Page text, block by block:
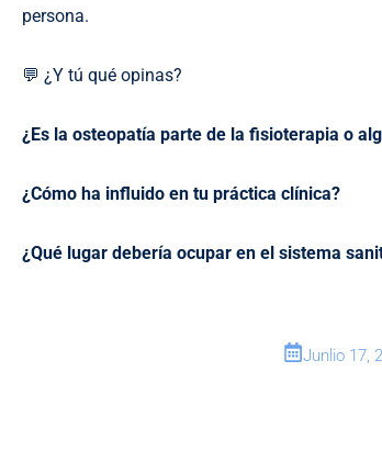
persona.
💬 ¿Y tú qué opinas?
¿Es la osteopatía parte de la fisioterapia o
¿Cómo ha influido en tu práctica clínica?
¿Qué lugar debería ocupar en el sistema
Junlio 17,